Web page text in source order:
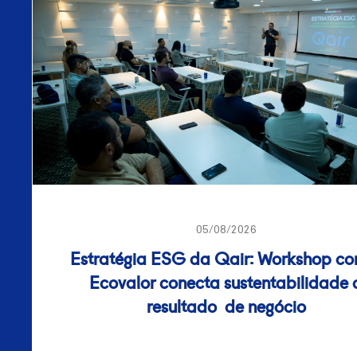
05/08/2026
Estratégia ESG da Qair: Workshop
Ecovalor conecta sustentabilidade
resultado de negócio